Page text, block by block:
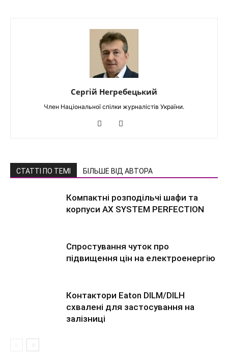
Сергій Негребецький
Член Національної спілки журналістів України.
СТАТТІ ПО ТЕМІ БІЛЬШЕ ВІД АВТОРА
Компактні розподільчі шафи та
корпуси AX SYSTEM PERFECTION
Спростування чуток про
підвищення цін на електроенергію
Контактори Eaton DILM/DILH
схвалені для застосування на
залізниці